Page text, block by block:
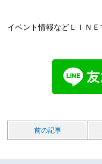
イベント情報などＬＩＮＥ
前の記事